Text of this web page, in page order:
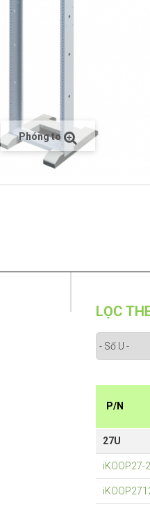
Phóng to
LỌC
P/N
27U
iKOOP27-